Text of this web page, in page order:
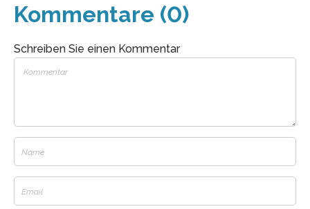
Kommentare (0)
Schreiben Sie einen Kommentar